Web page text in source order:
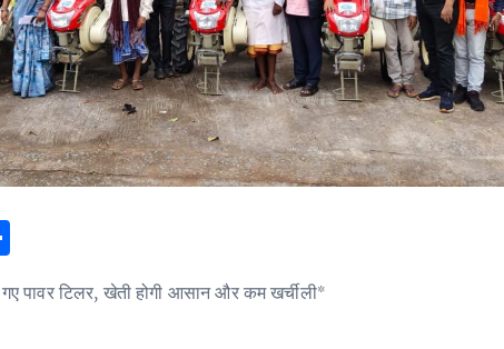
arपावर टिलर, खेती होगी आसान और कम खर्चीली*